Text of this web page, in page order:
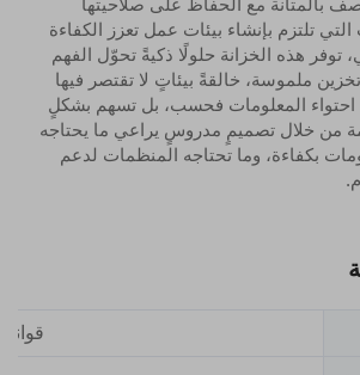
تلتزم بإنشاء بيئات عمل تعزز الكفاءة
توفر هذه الخزانة حلولًا ذكيةً تحوّل الفهم
ملموسة، خالقةً بيئاتٍ لا تقتصر فيها
احتواء المعلومات فحسب، بل تسهم بشكلٍ
من خلال تصميمٍ مدروسٍ يراعي ما يحتاجه
بكفاءة، وما تحتاجه المنظمات لدعم